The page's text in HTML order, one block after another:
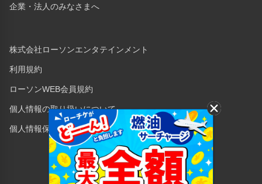
企業・法人のみなさまへ
株式会社ローソンエンタテインメント
利用規約
ローソンWEB会員規約
個人情報の取り扱いについて
個人情報保護方針